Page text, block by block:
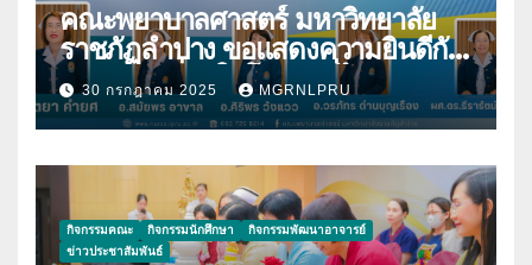
คณะพยาบาลศาสตร์ มหาวิทยาลัย
ราชภัฏลำปาง ขอแสดงความยินดีกับ
บุคลากร เนื่องในโอกาสที่ได้รับการตี
พิมพ์ผลงานวิจัย
30 กรกฎาคม 2025 MGRNLPRU
กิจกรรมคณะ กิจกรรมนักศึกษา
กิจกรรมพัฒนาอาจารย์
ข่าวประชาสัมพันธ์